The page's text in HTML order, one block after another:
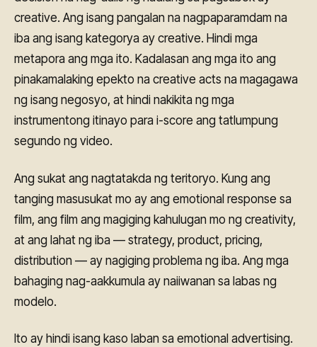
creative. Ang isang pangalan na nagpaparamdam na
iba ang isang kategorya ay creative. Hindi mga
metapora ang mga ito. Kadalasan ang mga ito ang
pinakamalaking epekto na creative acts na magagawa
ng isang negosyo, at hindi nakikita ng mga
instrumentong itinayo para i-score ang tatlumpung
segundo ng video.
Ang sukat ang nagtatakda ng teritoryo. Kung ang
tanging masusukat mo ay ang emotional response sa
film, ang film ang magiging kahulugan mo ng creativity,
at ang lahat ng iba — strategy, product, pricing,
distribution — ay nagiging problema ng iba. Ang mga
bahaging nag-aakkumula ay naiiwanan sa labas ng
modelo.
Ito ay hindi isang kaso laban sa emotional advertising.